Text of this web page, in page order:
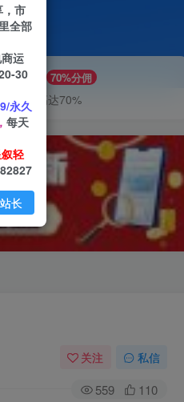
赚钱 70%分佣
广返佣高达70%
关注 私信
559 110
，市
全部
运
30
永久
每天
轻
长